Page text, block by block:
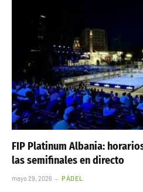
FIP Platinum Albania:
las semifinales en directo
mayo 29, 2026 PÁDEL